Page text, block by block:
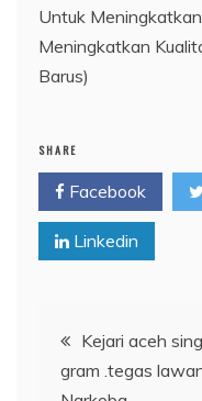
Untuk
Meningkatkan
Barus)
SHARE
Facebook
Linkedin
Navigasi
Kejari aceh
gram .tegas